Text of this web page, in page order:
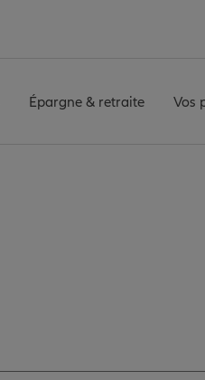
Épargne & retraite Vos